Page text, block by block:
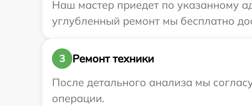
Наш мастер приедет по указанному
углубленный ремонт мы бесплатно
3
Ремонт техники
После детального анализа мы
операции.